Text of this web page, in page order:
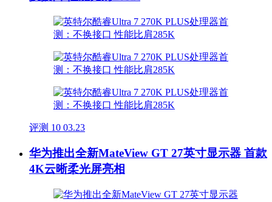
评测 10 03.23
华为推出全新MateView GT 27英寸显示器 首款
4K云晰柔光屏亮相